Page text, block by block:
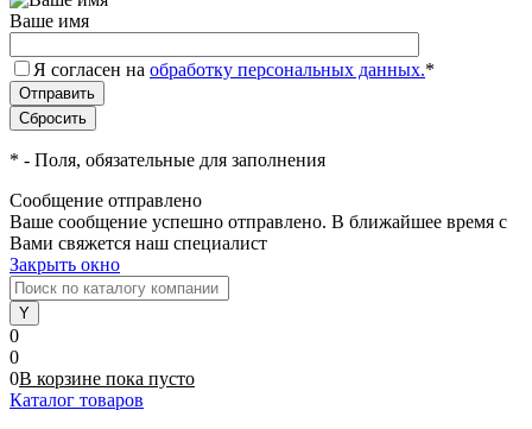
Ваше имя
Я согласен на обработку персональных данных.*
* - Поля, обязательные для заполнения
Сообщение отправлено
Ваше сообщение успешно отправлено. В ближайшее время с
Вами свяжется наш специалист
Закрыть окно
0
0
0В корзине пока пусто
Каталог товаров